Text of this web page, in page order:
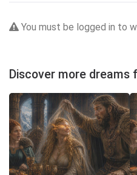
You must be logged in to
Discover more dreams